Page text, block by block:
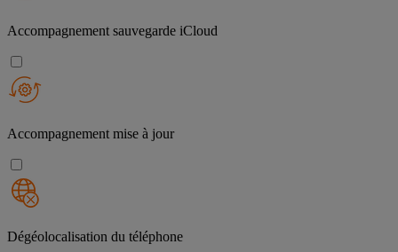
Accompagnement sauvegarde iCloud
Accompagnement mise à jour
Dégéolocalisation du téléphone